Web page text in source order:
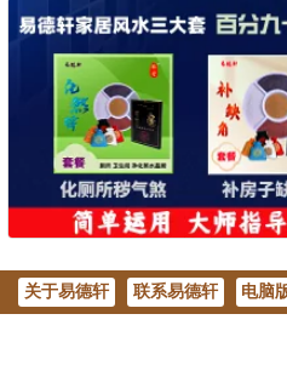
像春风，先融化大脚趾，然
腿、大腿逐渐融化。如还未
快的人可右侧卧，右手掌托
水，二者形成水火即济，在
之，养心滋肾。
睡眠一定要早起，即使
起床，春夏秋季尽量在5点
点—5点)肺经旺的时候起床
关于易德轩 联系易德轩 电脑